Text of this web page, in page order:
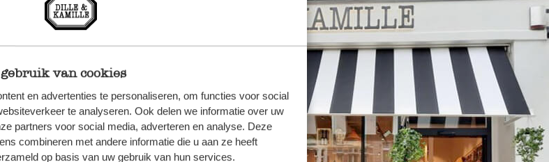
van cookies
en advertenties te personaliseren, om functies voor social
te analyseren. Ook delen we informatie over uw
partners voor social media, adverteren en analyse. Deze
combineren met andere informatie die u aan ze heeft
op basis van uw gebruik van hun services.